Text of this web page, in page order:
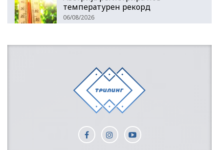
температурен рекорд
06/08/2026